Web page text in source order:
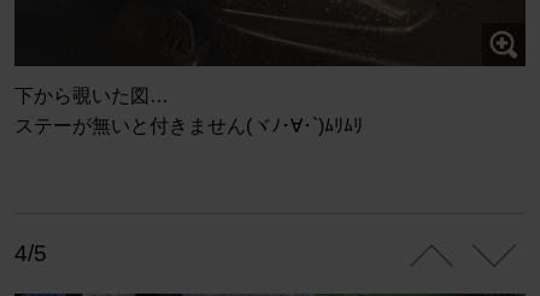
下から覗いた図…
ステーが無いと付きません(ヾﾉ･∀･`)ﾑﾘﾑﾘ
4/5